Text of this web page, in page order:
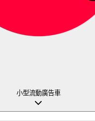
小型流動廣告車